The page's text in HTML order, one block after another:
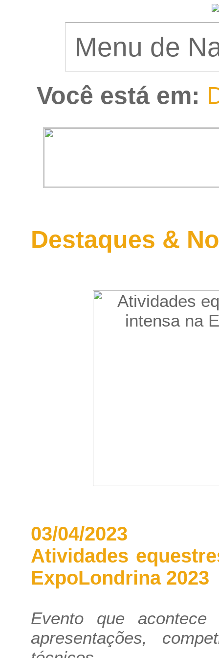
Você está em:
Destaques &
03/04/2023
Atividades
ExpoLondrina 2023
Evento que
apresentações,